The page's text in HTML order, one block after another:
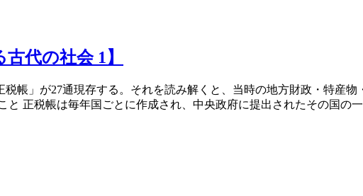
代の社会 1】
帳」が27通現存する。それを読み解くと、当時の地方財政・特産
と 正税帳は毎年国ごとに作成され、中央政府に提出されたその国の